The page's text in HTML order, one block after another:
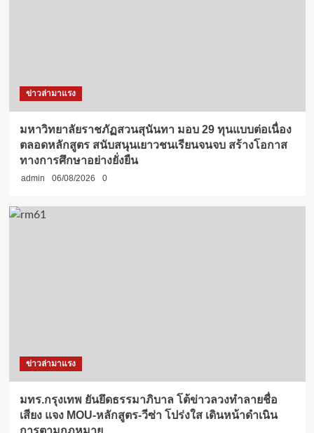
ข่าวล่ามาแรง
มหาวิทยาลัยราชภัฏสวนสุนันทา มอบ 29 ทุนแบบต่อเนื่อง
ตลอดหลักสูตร สนับสนุนเยาวชนเรียนจนจบ สร้างโอกาส
ทางการศึกษาอย่างยั่งยืน
admin 06/08/2026 0
ข่าวล่ามาแรง
มทร.กรุงเทพ ยันยึดธรรมาภิบาล โต้ข่าวลวงทำลายชื่อ
เสียง แจง MOU-หลักสูตร-วีซ่า โปร่งใส เดินหน้าดำเนิน
การตามกฎหมาย